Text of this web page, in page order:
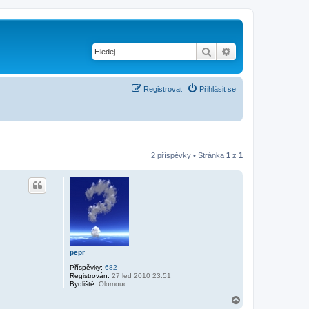
Hledat
Přihlásit se
Registrovat
2 příspěvky • Stránka 1 z 1
pepr
Příspěvky: 682
Registrován: 27 led 2010 23:51
Bydliště: Olomouc